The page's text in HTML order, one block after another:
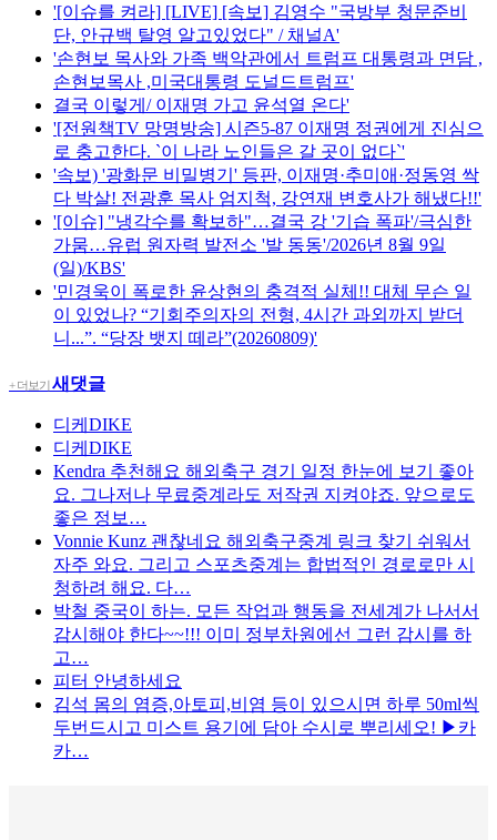
'[이슈를 켜라] [LIVE] [속보] 김영수 "국방부 청문준비
단, 안규백 탈영 알고있었다" / 채널A'
'손현보 목사와 가족 백악관에서 트럼프 대통령과 면담 ,
손현보목사 ,미국대통령 도널드트럼프'
결국 이렇게/ 이재명 가고 윤석열 온다'
'[전원책TV 망명방송] 시즌5-87 이재명 정권에게 진심으
로 충고한다. `이 나라 노인들은 갈 곳이 없다`'
'속보) '광화문 비밀병기' 등판, 이재명·추미애·정동영 싹
다 박살! 전광훈 목사 엄지척, 강연재 변호사가 해냈다!!'
'[이슈] "냉각수를 확보하"…결국 강 '기습 폭파'/극심한
가뭄…유럽 원자력 발전소 '발 동동'/2026년 8월 9일
(일)/KBS'
'민경욱이 폭로한 윤상현의 충격적 실체!! 대체 무슨 일
이 있었나? “기회주의자의 전형, 4시간 과외까지 받더
니...”. “당장 뱃지 떼라”(20260809)'
+ 더보기새댓글
디케DIKE
디케DIKE
Kendra 추천해요 해외축구 경기 일정 한눈에 보기 좋아
요. 그나저나 무료중계라도 저작권 지켜야죠. 앞으로도
좋은 정보…
Vonnie Kunz 괜찮네요 해외축구중계 링크 찾기 쉬워서
자주 와요. 그리고 스포츠중계는 합법적인 경로로만 시
청하려 해요. 다…
박철 중국이 하는. 모든 작업과 행동을 전세계가 나서서
감시해야 한다~~!!! 이미 정부차원에선 그런 감시를 하
고…
피터 안녕하세요
김석 몸의 염증,아토피,비염 등이 있으시면 하루 50ml씩
두번드시고 미스트 용기에 담아 수시로 뿌리세오! ▶카
카…